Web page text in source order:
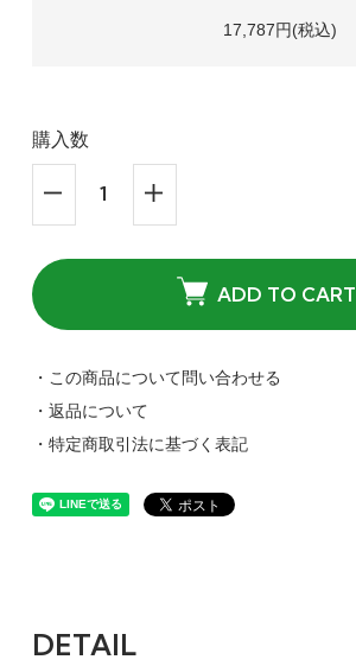
17,787円(税込)
購入数
ADD TO CART
・この商品について問い合わせる
・返品について
・特定商取引法に基づく表記
DETAIL